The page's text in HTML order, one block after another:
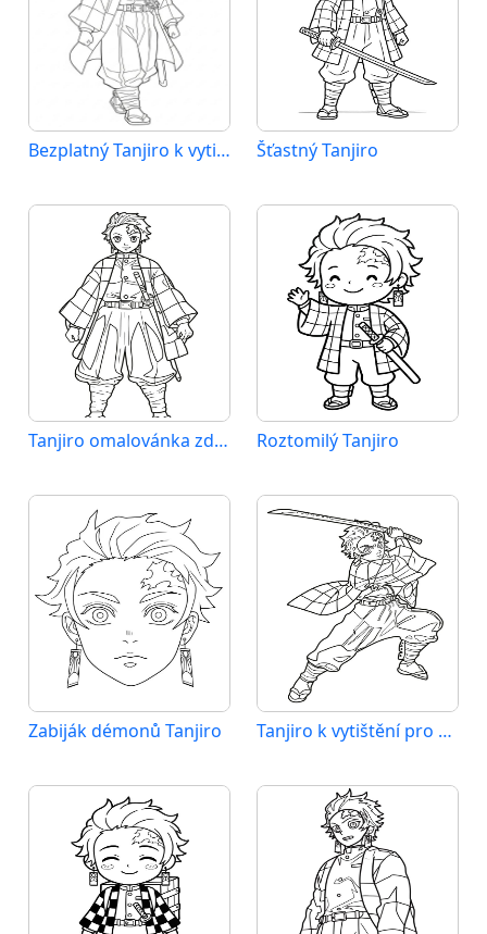
Bezplatný Tanjiro k vytisknutí Šťastný Tanjiro
Tanjiro omalovánka zdarma Roztomilý Tanjiro
Zabiják démonů Tanjiro Tanjiro k vytištění pro děti